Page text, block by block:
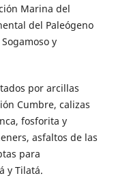
Marina del
del Paleógeno
y
por arcillas
Cumbre, calizas
fosforita y
asfaltos de las
para
y Tilatá.